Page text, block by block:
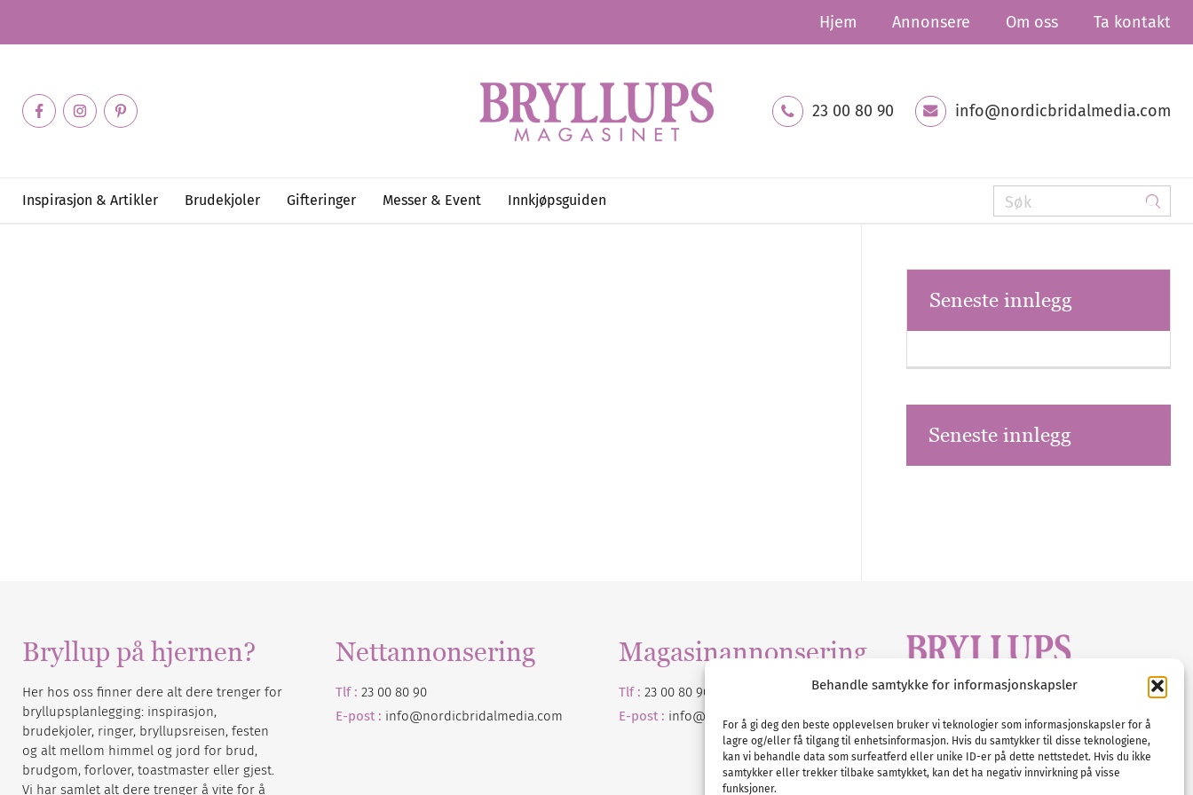
Behandle samtykke for informasjonskapsler
For å gi deg den beste opplevelsen bruker vi teknologier som informasjonskapsler for å
lagre og/eller få tilgang til enhetsinformasjon. Hvis du samtykker til disse teknologiene,
kan vi behandle data som surfeatferd eller unike ID-er på dette nettstedet. Hvis du ikke
samtykker eller trekker tilbake samtykket, kan det ha negativ innvirkning på visse
funksjoner.
Hjem Annonsere Om oss Ta kontakt
23 00 80 90 info@nordicbridalmedia.com
Inspirasjon & Artikler Brudekjoler Gifteringer Messer & Event Innkjøpsguiden
Seneste innlegg
Seneste innlegg
Bryllup på hjernen?
Her hos oss finner dere alt dere trenger for
bryllupsplanlegging: inspirasjon,
brudekjoler, ringer, bryllupsreisen, festen
og alt mellom himmel og jord for brud,
brudgom, forlover, toastmaster eller gjest.
Vi har samlet alt dere trenger å vite for å
Nettannonsering
Tlf : 23 00 80 90
E-post : info@nordicbridalmedia.com
Magasinannonsering
Tlf : 23 00 80 90
E-post : info@ nordicbridalmedia
E-post :info@nordicbridalmedia.com
Bryllupsmagasinet Norge
© All rights reserved.
VAT: NO911740648